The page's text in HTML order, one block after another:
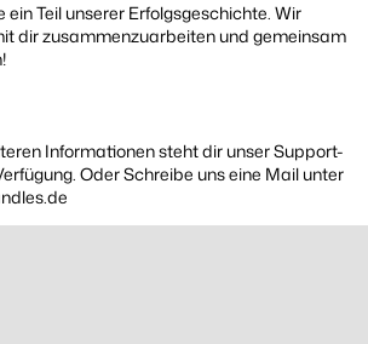
Teil unserer Erfolgsgeschichte. Wir
dir zusammenzuarbeiten und gemeinsam
Informationen steht dir unser Support-
Oder Schreibe uns eine Mail unter